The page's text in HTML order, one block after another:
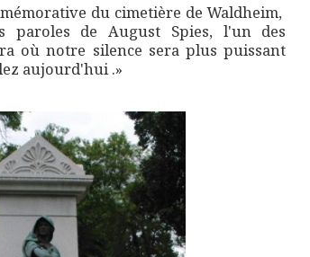
du cimetière de Waldheim,
paroles de August Spies, l'un des
où notre silence sera plus puissant
aujourd'hui .»